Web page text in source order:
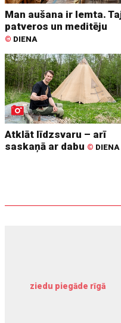
Man aušana ir lemta.
patveros un meditēju
© DIENA
Atklāt līdzsvaru – arī
saskaņā ar dabu © DIENA
ziedu piegāde rīgā